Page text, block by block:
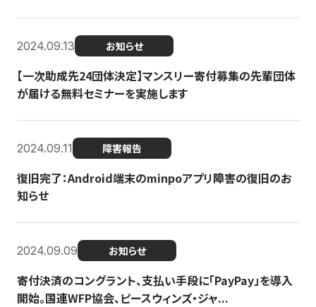
2024.09.13 お知らせ
【一次助成先24団体決定】マンスリー寄付募集の先輩団体
が届ける無料セミナーを実施します
2024.09.11 障害報告
復旧完了：Android端末のminpoアプリ障害の復旧のお
知らせ
2024.09.09 お知らせ
寄付決済のコングラント、支払い手段に「PayPay」を導入
開始。国連WFP協会、ピースウィンズ・ジャ...